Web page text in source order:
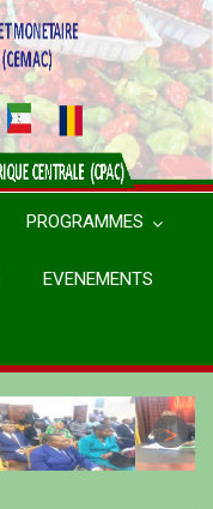
PROGRAMMES
EVENEMENTS